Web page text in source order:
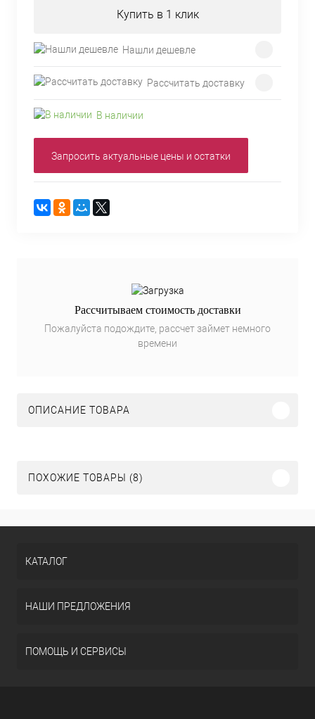
Купить в 1 клик
Нашли дешевле
Рассчитать доставку
В наличии
Запросить актуальные цены и остатки
Рассчитываем стоимость доставки
Пожалуйста подождите, рассчет займет немного
времени
ОПИСАНИЕ ТОВАРА
ПОХОЖИЕ ТОВАРЫ (8)
КАТАЛОГ
НАШИ ПРЕДЛОЖЕНИЯ
ПОМОЩЬ И СЕРВИСЫ